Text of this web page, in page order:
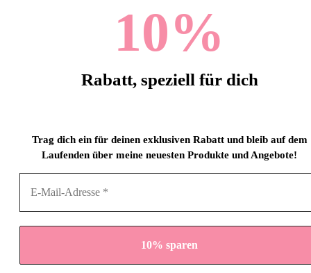
10%
Rabatt, speziell für dich
Trag dich ein für deinen exklusiven Rabatt und bleib auf dem
Laufenden über meine neuesten Produkte und Angebote!